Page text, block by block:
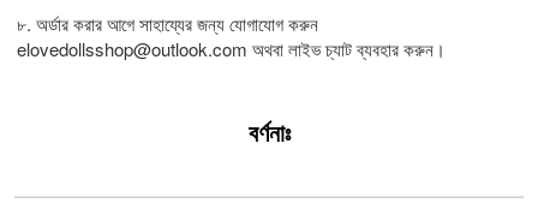
৮. অর্ডার করার আগে সাহায্যের জন্য যোগাযোগ করুন
elovedollsshop@outlook.com অথবা লাইভ চ্যাট ব্যবহার করুন।
বর্ণনাঃ